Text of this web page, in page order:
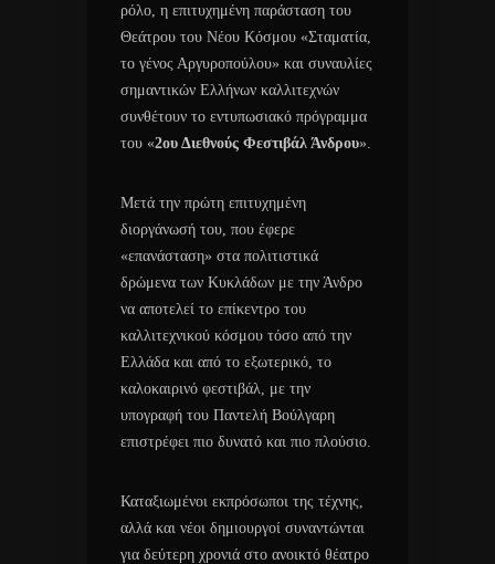
ρόλο, η επιτυχημένη παράσταση του
Θεάτρου του Νέου Κόσμου «Σταματία,
το γένος Αργυροπούλου» και συναυλίες
σημαντικών Ελλήνων καλλιτεχνών
συνθέτουν το εντυπωσιακό πρόγραμμα
του «2ου Διεθνούς Φεστιβάλ Άνδρου».
Μετά την πρώτη επιτυχημένη
διοργάνωσή του, που έφερε
«επανάσταση» στα πολιτιστικά
δρώμενα των Κυκλάδων με την Άνδρο
να αποτελεί το επίκεντρο του
καλλιτεχνικού κόσμου τόσο από την
Ελλάδα και από το εξωτερικό, το
καλοκαιρινό φεστιβάλ, με την
υπογραφή του Παντελή Βούλγαρη
επιστρέφει πιο δυνατό και πιο πλούσιο.
Καταξιωμένοι εκπρόσωποι της τέχνης,
αλλά και νέοι δημιουργοί συναντώνται
για δεύτερη χρονιά στο ανοικτό θέατρο